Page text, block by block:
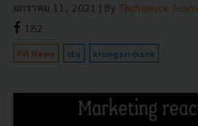
มกราคม 11, 2021 | By Techsauce Team
182
PR News cto krungsri-bank